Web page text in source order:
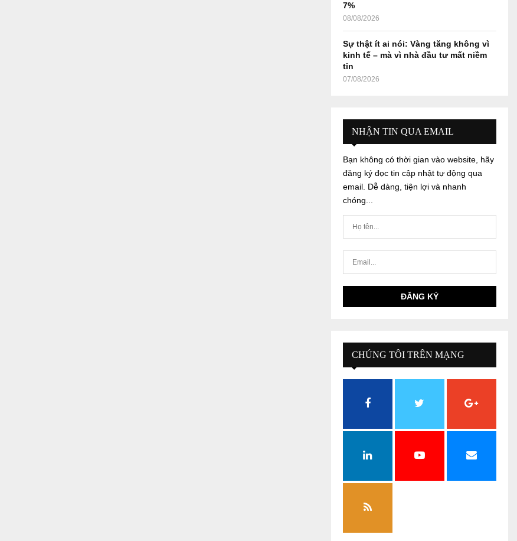
7%
08/08/2026
Sự thật ít ai nói: Vàng tăng không vì
kinh tế – mà vì nhà đầu tư mất niềm
tin
07/08/2026
NHẬN TIN QUA EMAIL
Bạn không có thời gian vào website, hãy
đăng ký đọc tin cập nhật tự động qua
email. Dễ dàng, tiện lợi và nhanh
chóng...
CHÚNG TÔI TRÊN MẠNG
XÃ HỘI